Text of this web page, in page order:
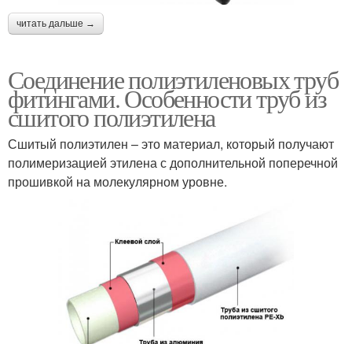
читать дальше →
Соединение полиэтиленовых труб
фитингами. Особенности труб из
сшитого полиэтилена
Сшитый полиэтилен – это материал, который получают
полимеризацией этилена с дополнительной поперечной
прошивкой на молекулярном уровне.